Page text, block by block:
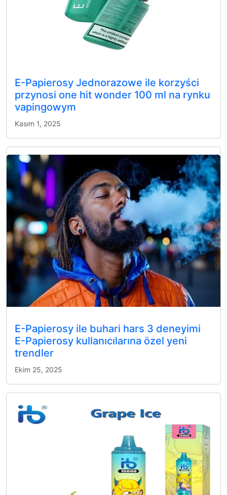
E-Papierosy Jednorazowe ile korzyści
przynosi one hit wonder 100 ml na rynku
vapingowym
Kasım 1, 2025
E-Papierosy ile buhari hars 3 deneyimi
E-Papierosy kullanıcılarına özel yeni
trendler
Ekim 25, 2025